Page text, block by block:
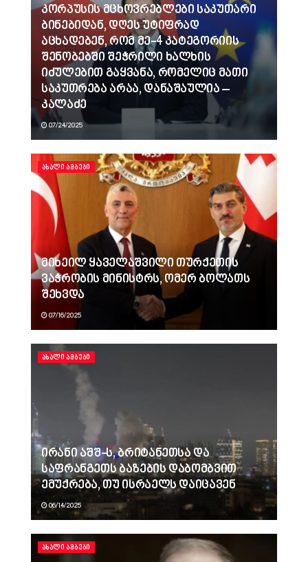
კორპუსის მცხოვრებლები საკუთარი
ბინებიდან, დღეს უტიფრად
აცხადებენ, რომ მე-4 კატეგორიის
შენობებში შეჭრილი ხალხის
იძულებით გაყვანა, რომელიც მათი
საკუთრება არაა, დანაშაულია –
კალაძე
07/24/2025
ᲐᲮᲐᲚᲘ ᲐᲛᲑᲔᲑᲘ
მიხეილ ყაველაშვილი თურქეთის
ვაჭრობის მინისტრს, ომერ ბოლათს
შეხვდა
07/16/2025
ᲐᲮᲐᲚᲘ ᲐᲛᲑᲔᲑᲘ
ირანი აშშ-ს, ბრიტანეთსა და
საფრანგეთს ბაზების დაბომბვით
ემუქრება, თუ ისრაელს დაიცავენ
06/14/2025
ᲐᲮᲐᲚᲘ ᲐᲛᲑᲔᲑᲘ